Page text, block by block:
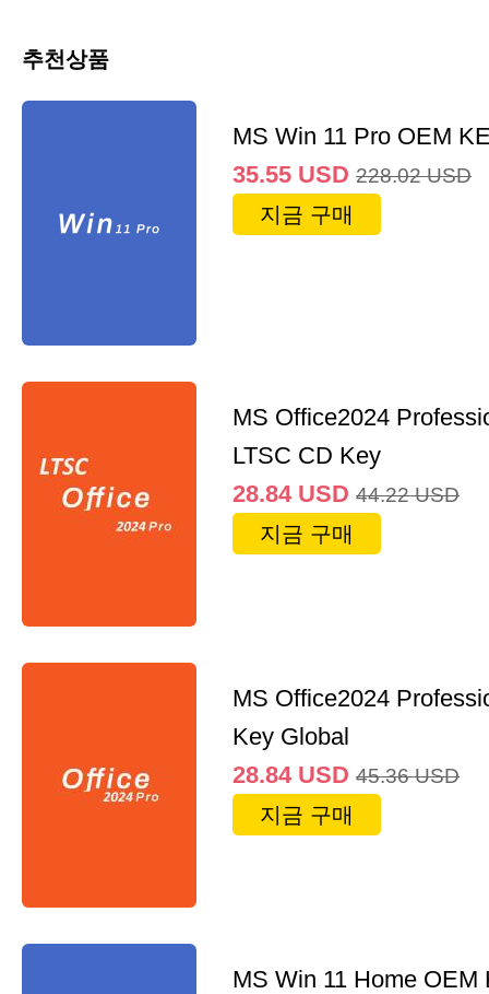
추천상품
MS Win 11 Pro OEM
35.55 USD 228.02 USD
지금 구매
MS Office2024
LTSC CD Key
28.84 USD 44.22 USD
지금 구매
MS Office2024
Key Global
28.84 USD 45.36 USD
지금 구매
MS Win 11 Home OEM